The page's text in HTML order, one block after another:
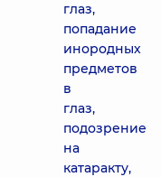
глаз,
попадание
инородных
предметов
в
глаз,
подозрение
на
катаракту,